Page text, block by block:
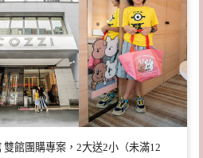
館團購專案，2大送2小（未滿12